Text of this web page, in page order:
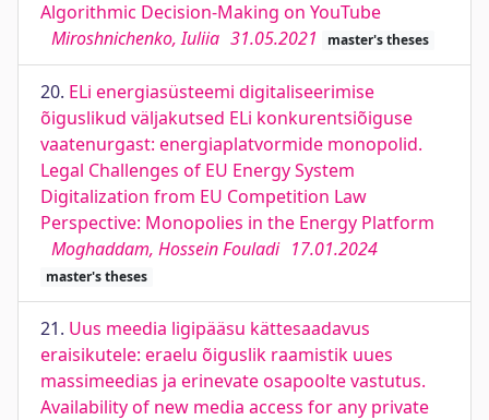
Algorithmic Decision-Making on YouTube
Miroshnichenko, Iuliia 31.05.2021 master's theses
20. ELi energiasüsteemi digitaliseerimise
õiguslikud väljakutsed ELi konkurentsiõiguse
vaatenurgast: energiaplatvormide monopolid.
Legal Challenges of EU Energy System
Digitalization from EU Competition Law
Perspective: Monopolies in the Energy Platform
Moghaddam, Hossein Fouladi 17.01.2024
master's theses
21. Uus meedia ligipääsu kättesaadavus
eraisikutele: eraelu õiguslik raamistik uues
massimeedias ja erinevate osapoolte vastutus.
Availability of new media access for any private